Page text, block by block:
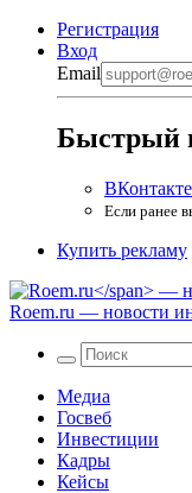
Регистрация
Вход
Email
Быстрый
ВКонтакте
Если ранее
Купить рекламу
Roem.ru — новости
Медиа
Госвеб
Инвестиции
Кадры
Кейсы